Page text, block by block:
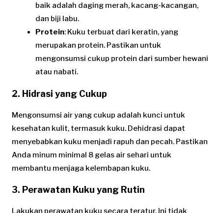
baik adalah daging merah, kacang-kacangan,
dan biji labu.
Protein: Kuku terbuat dari keratin, yang
merupakan protein. Pastikan untuk
mengonsumsi cukup protein dari sumber hewani
atau nabati.
2. Hidrasi yang Cukup
Mengonsumsi air yang cukup adalah kunci untuk
kesehatan kulit, termasuk kuku. Dehidrasi dapat
menyebabkan kuku menjadi rapuh dan pecah. Pastikan
Anda minum minimal 8 gelas air sehari untuk
membantu menjaga kelembapan kuku.
3. Perawatan Kuku yang Rutin